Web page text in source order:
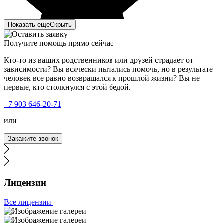
Моя мать с отчимом – запойные люди. Пару дней я не
могла до них дозвониться и, конечно же, поехала к ним.
Зайдя в квартиру, ужаснулась. На их мрачный вид было
искать в интернете вывод из запоя. Наткнулась на ваш
сайт, чем-то он меня привлек. Позвонила, описала
ситуацию. Ответила на заданные вопросы. Врач
приехал быстро с небольшим ожиданием. Сначала
процедуру. Дал мне все рекомендации, рассказал про
методы кодирования на будущее и о лечении
алкогольной зависимости. Цена меня тоже порадовала –
рассчитывала, что отдам больше. Очень довольна
вашими услугами. Огромная благодарность вашим
Показать ещеСкрыть
Получите помощь прямо сейчас
Кто-то из ваших родственников или друзей страдает от
зависимости? Вы всячески пытались помочь, но в результате
человек все равно возвращался к прошлой жизни? Вы не
первые, кто столкнулся с этой бедой.
+7 903 646-20-71
или
Закажите звонок
Лицензии
Все лицензии